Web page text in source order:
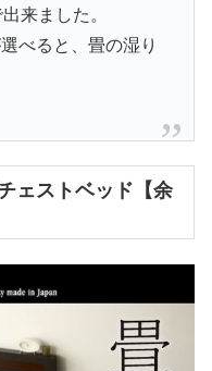
来ました。
べると、畳の湿り
ェストベッド【余